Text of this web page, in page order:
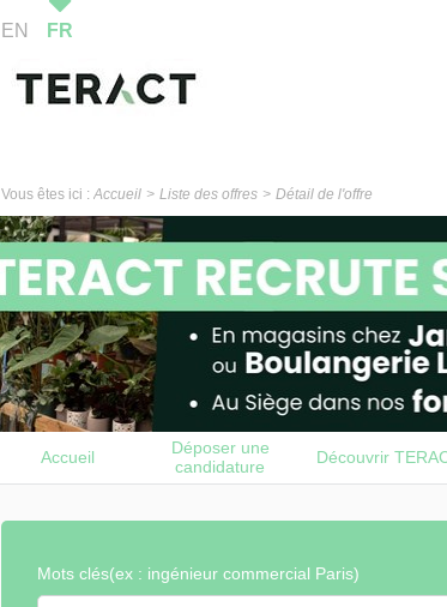
EN FR
Vous êtes ici : Accueil Liste des offres Détail de l'offre
Accueil
Déposer une
candidature
spontanée
Découvrir
Mots clés(ex : ingénieur commercial Paris)